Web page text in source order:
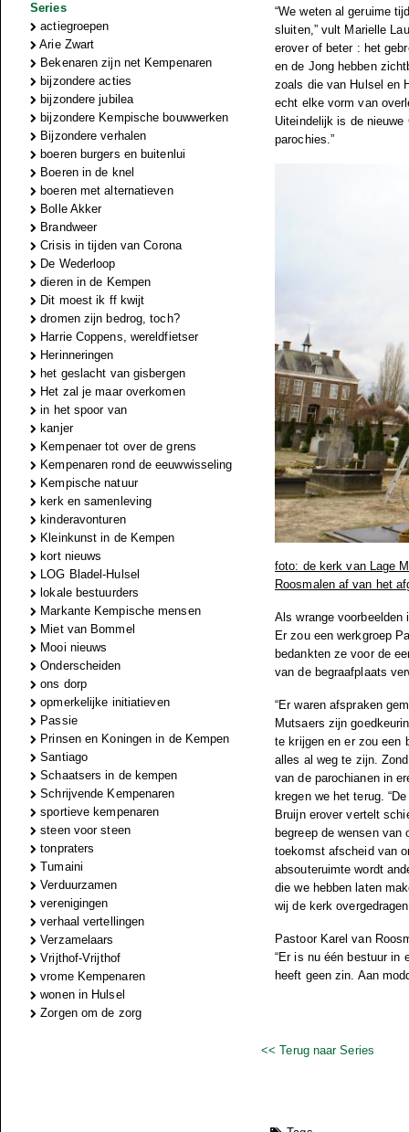
Series
actiegroepen
Arie Zwart
Bekenaren zijn net Kempenaren
bijzondere acties
bijzondere jubilea
bijzondere Kempische bouwwerken
Bijzondere verhalen
boeren burgers en buitenlui
Boeren in de knel
boeren met alternatieven
Bolle Akker
Brandweer
Crisis in tijden van Corona
De Wederloop
dieren in de Kempen
Dit moest ik ff kwijt
dromen zijn bedrog, toch?
Harrie Coppens, wereldfietser
Herinneringen
het geslacht van gisbergen
Het zal je maar overkomen
in het spoor van
kanjer
Kempenaer tot over de grens
Kempenaren rond de eeuwwisseling
Kempische natuur
kerk en samenleving
kinderavonturen
Kleinkunst in de Kempen
kort nieuws
LOG Bladel-Hulsel
lokale bestuurders
Markante Kempische mensen
Miet van Bommel
Mooi nieuws
Onderscheiden
ons dorp
opmerkelijke initiatieven
Passie
Prinsen en Koningen in de Kempen
Santiago
Schaatsers in de kempen
Schrijvende Kempenaren
sportieve kempenaren
steen voor steen
tonpraters
Tumaini
Verduurzamen
verenigingen
verhaal vertellingen
Verzamelaars
Vrijthof-Vrijthof
vrome Kempenaren
wonen in Hulsel
Zorgen om de zorg
“We weten al geruime
sluiten,” vult Marielle
erover of beter : het
en de Jong hebben
zoals die van Hulsel en
echt elke vorm van
Uiteindelijk is de
parochies.”
foto: de kerk van Lage
Roosmalen af van het
Als wrange
Er zou een werkgroep
bedankten ze voor de
van de begraafplaats
“Er waren afspraken
Mutsaers zijn
te krijgen en er zou een
alles al weg te zijn.
van de parochianen in
kregen we het terug.
Bruijn erover vertelt
begreep de wensen
toekomst afscheid van
absouteruimte wordt
die we hebben laten
wij de kerk
Pastoor Karel van
“Er is nu één bestuur in
heeft geen zin. Aan
<< Terug naar Series